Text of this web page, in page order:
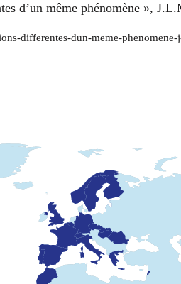
d’un même phénomène »,
differentes-dun-meme-